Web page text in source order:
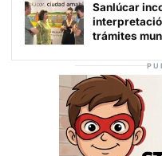
Sanlúcar
trámites